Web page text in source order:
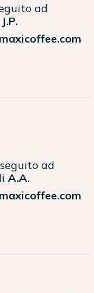
ad
J.P.
maxicoffee.com
ad
A.A.
maxicoffee.com